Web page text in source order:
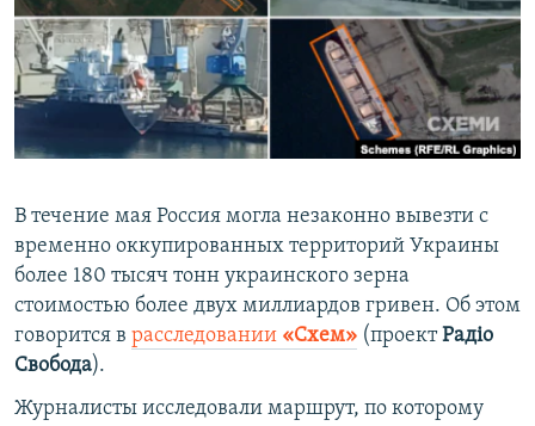
ПОБЕДИТЕЛЕЙ НЕ СУДЯТ?
КРЫМ.НЕПОКОРЕННЫЙ
ELIFBE
УКРАИНСКАЯ ПРОБЛЕМА КРЫМА
ПРИСОЕДИНЯЙТЕСЬ!
В течение мая Россия могла незаконно вывезти с
временно оккупированных территорий Украины
более 180 тысяч тонн украинского зерна
стоимостью более двух миллиардов гривен. Об этом
говорится в расследовании «Схем» (проектРадіо
Свобода).
Журналисты исследовали маршрут, по которому